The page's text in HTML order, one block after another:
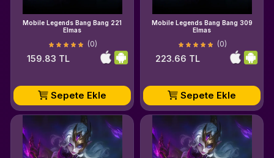
Mobile Legends Bang Bang 221
Elmas
(0)
159.83 TL
Sepete Ekle
Mobile Legends Bang Bang 309
Elmas
(0)
223.66 TL
Sepete Ekle